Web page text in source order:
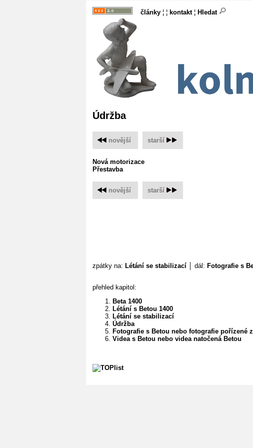
články ¦ ¦ kontakt¦ Hledat
Údržba
novější starší
Nová motorizace
Přestavba
novější starší
zpátky na: Létání se stabilizací │ dál: Fotografie s
přehled kapitol:
Beta 1400
Létání s Betou 1400
Létání se stabilizací
Údržba
Fotografie s Betou nebo fotografie pořízené
Videa s Betou nebo videa natočená Betou